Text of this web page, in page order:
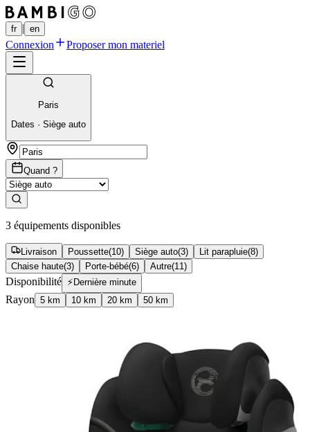
fr | en
Connexion Proposer mon materiel
Paris
Dates · Siège auto
Quand ?
3 équipements disponibles
Livraison Poussette(10) Siège auto(3) Lit parapluie(8)
Chaise haute(3) Porte-bébé(6) Autre(11 )
Disponibilité ⚡ Dernière minute
Rayon 5 km 10 km 20 km 50 km